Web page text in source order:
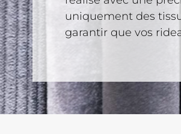
uniquement des
garantir que vos